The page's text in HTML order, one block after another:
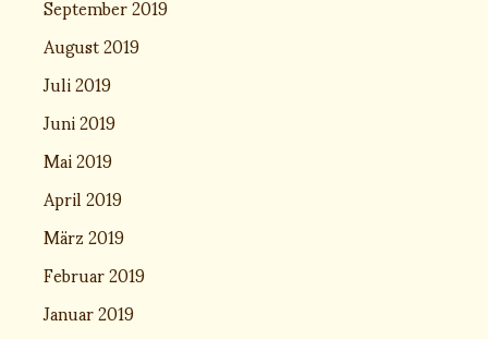
August 2019
Juli 2019
Juni 2019
Mai 2019
April 2019
März 2019
Februar 2019
Januar 2019